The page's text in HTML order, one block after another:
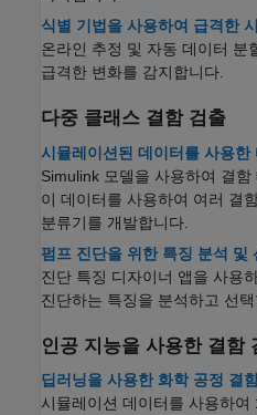
식별 기법을 사용하여 급격한
온라인 추정 및 자동 데이터 분
급격한 변화를 감지합니다.
다중 클래스 결함 검출
시뮬레이션된 데이터를 사용한
Simulink 모델을 사용하여 결
이 데이터를 사용하여 여러 결
분류기를 개발합니다.
펌프 진단을 위한 특징 분석 및
진단 특징 디자이너 앱을 사용
진단하는 특징을 분석하고 선택
인공 지능을 사용한 결함
딥러닝을 사용한 화학 공정 결
시뮬레이션 데이터를 사용하